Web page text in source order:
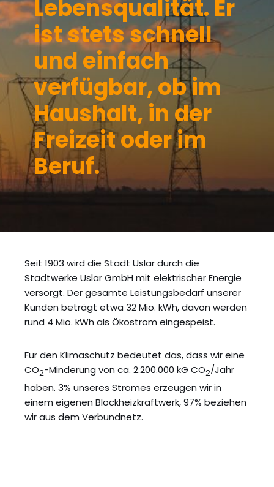
Lebensqualität. Er
ist stets schnell
und einfach
verfügbar, ob im
Haushalt, in der
Freizeit oder im
Beruf.
Seit 1903 wird die Stadt Uslar durch die
Stadtwerke Uslar GmbH mit elektrischer Energie
versorgt. Der gesamte Leistungsbedarf unserer
Kunden beträgt etwa 32 Mio. kWh, davon werden
rund 4 Mio. kWh als Ökostrom eingespeist.
Für den Klimaschutz bedeutet das, dass wir eine
CO2-Minderung von ca. 2.200.000 kG CO2/Jahr
haben. 3% unseres Stromes erzeugen wir in
einem eigenen Blockheizkraftwerk, 97% beziehen
wir aus dem Verbundnetz.